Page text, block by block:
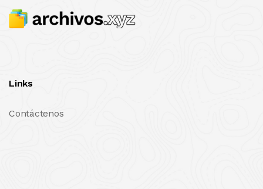
Links
Contáctenos